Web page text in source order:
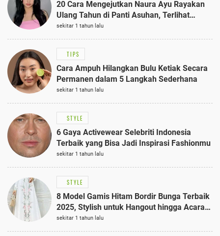
20 Cara Mengejutkan Naura Ayu Rayakan
Ulang Tahun di Panti Asuhan, Terlihat
Anggun dengan Kaftan Cokelat
sekitar 1 tahun lalu
TIPS
Cara Ampuh Hilangkan Bulu Ketiak Secara
Permanen dalam 5 Langkah Sederhana
sekitar 1 tahun lalu
STYLE
6 Gaya Activewear Selebriti Indonesia
Terbaik yang Bisa Jadi Inspirasi Fashionmu
sekitar 1 tahun lalu
STYLE
8 Model Gamis Hitam Bordir Bunga Terbaik
2025, Stylish untuk Hangout hingga Acara
Semi-Formal
sekitar 1 tahun lalu